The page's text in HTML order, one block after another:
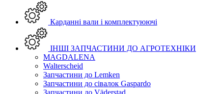
Карданні вали і комплектуюючі
ІНШІ ЗАПЧАСТИНИ ДО АГРОТЕХНІКИ
MAGDALENA
Walterscheid
Запчастини до Lemken
Запчастини до сівалок Gaspardo
Запчастини до Väderstad